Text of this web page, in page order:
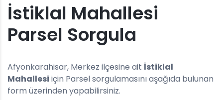
İstiklal Mahallesi
Parsel Sorgula
Afyonkarahisar, Merkez ilçesine ait İstiklal
Mahallesi için Parsel sorgulamasını aşağıda bulunan
form üzerinden yapabilirsiniz.